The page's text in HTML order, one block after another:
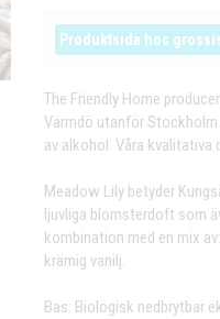
Produktsida hos
The Friendly Home
Värmdö utanför
av alkohol. Våra kvalitativa
Meadow Lily betyder
ljuvliga blomsterdoft som
kombination med en mix
krämig vanilj.
Bas: Biologisk nedbrytbar